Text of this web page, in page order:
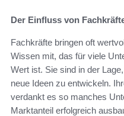
Der Einfluss von
Fachkräfte bringen oft
Wissen mit, das für viele
Wert ist. Sie sind in der
neue Ideen zu entwickeln.
verdankt es so manches
Marktanteil erfolgreich